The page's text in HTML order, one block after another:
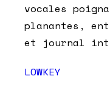
vocales
planantes,
et journal
LOWKEY